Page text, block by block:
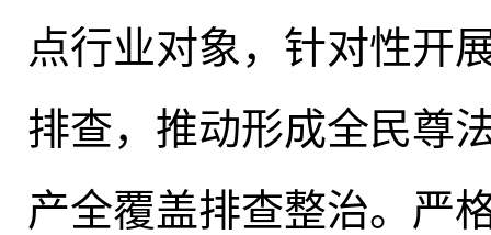
点行业对象 ， 针对性开
排查，推动形成全民尊
产全覆盖排查整治。严